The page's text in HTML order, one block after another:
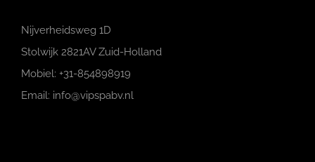
Nijverheidsweg 1D
Stolwijk 2821AV Zuid-Holland
Mobiel: +31-854898919
Email: info@vipspabv.nl